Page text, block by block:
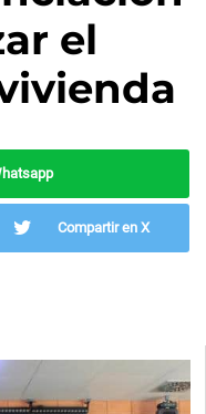
el
Compartir en X